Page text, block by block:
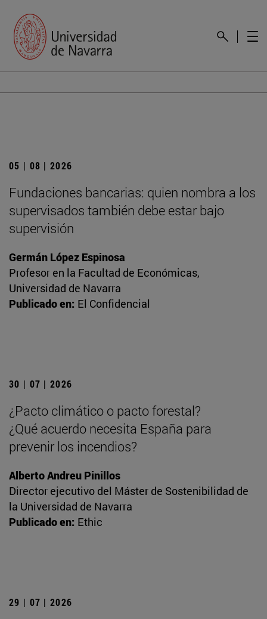
05 | 08 | 2026
Fundaciones bancarias: quien nombra a los
supervisados también debe estar bajo
supervisión
Germán López Espinosa
Profesor en la Facultad de Económicas,
Universidad de Navarra
Publicado en: El Confidencial
30 | 07 | 2026
¿Pacto climático o pacto forestal?
¿Qué acuerdo necesita España para
prevenir los incendios?
Alberto Andreu Pinillos
Director ejecutivo del Máster de Sostenibilidad de
la Universidad de Navarra
Publicado en: Ethic
29 | 07 | 2026